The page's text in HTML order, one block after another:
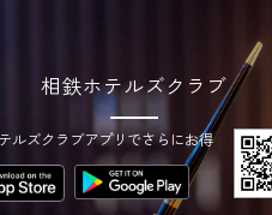
相鉄ホテルズクラブ
ルズクラブアプリでさらにお得